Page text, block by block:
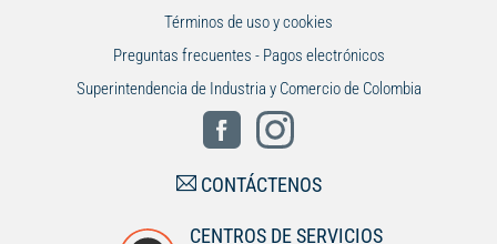
Términos de uso y cookies
Preguntas frecuentes - Pagos electrónicos
Superintendencia de Industria y Comercio de Colombia
CONTÁCTENOS
CENTROS DE SERVICIOS